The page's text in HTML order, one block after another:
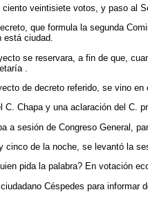
ciento veintisiete votos, y paso al
que formula la segunda
está ciudad.
se reservara, a fin de que,
.
de decreto referido, se vino
C. Chapa y una aclaración del C.
a sesión de Congreso General,
cinco de la noche, se levantó la
pida la palabra? En votación
Céspedes para informar